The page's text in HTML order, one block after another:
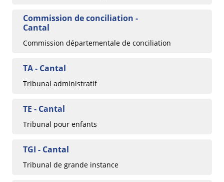
Commission de conciliation -
Cantal
Commission départementale de conciliation
TA - Cantal
Tribunal administratif
TE - Cantal
Tribunal pour enfants
TGI - Cantal
Tribunal de grande instance